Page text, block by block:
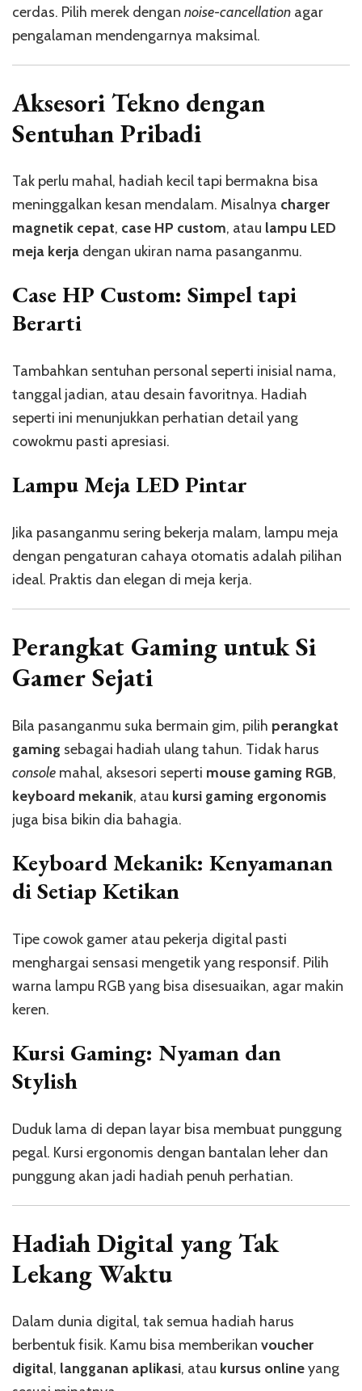
cerdas. Pilih merek dengan noise-cancellation agar
pengalaman mendengarnya maksimal.
Aksesori Tekno dengan
Sentuhan Pribadi
Tak perlu mahal, hadiah kecil tapi bermakna bisa
meninggalkan kesan mendalam. Misalnya charger
magnetik cepat, case HP custom, atau lampu LED
meja kerja dengan ukiran nama pasanganmu.
Case HP Custom: Simpel tapi
Berarti
Tambahkan sentuhan personal seperti inisial nama,
tanggal jadian, atau desain favoritnya. Hadiah
seperti ini menunjukkan perhatian detail yang
cowokmu pasti apresiasi.
Lampu Meja LED Pintar
Jika pasanganmu sering bekerja malam, lampu meja
dengan pengaturan cahaya otomatis adalah pilihan
ideal. Praktis dan elegan di meja kerja.
Perangkat Gaming untuk Si
Gamer Sejati
Bila pasanganmu suka bermain gim, pilih perangkat
gaming sebagai hadiah ulang tahun. Tidak harus
console mahal, aksesori seperti mouse gaming RGB,
keyboard mekanik, atau kursi gaming ergonomis
juga bisa bikin dia bahagia.
Keyboard Mekanik: Kenyamanan
di Setiap Ketikan
Tipe cowok gamer atau pekerja digital pasti
menghargai sensasi mengetik yang responsif. Pilih
warna lampu RGB yang bisa disesuaikan, agar makin
keren.
Kursi Gaming: Nyaman dan
Stylish
Duduk lama di depan layar bisa membuat punggung
pegal. Kursi ergonomis dengan bantalan leher dan
punggung akan jadi hadiah penuh perhatian.
Hadiah Digital yang Tak
Lekang Waktu
Dalam dunia digital, tak semua hadiah harus
berbentuk fisik. Kamu bisa memberikan voucher
digital, langganan aplikasi, atau kursus onlineyang